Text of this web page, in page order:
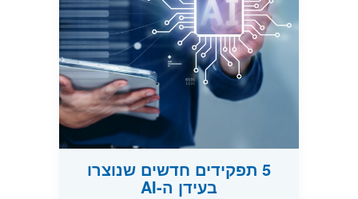
5 תפקידים חדשים שנוצרו
בעידן ה-AI